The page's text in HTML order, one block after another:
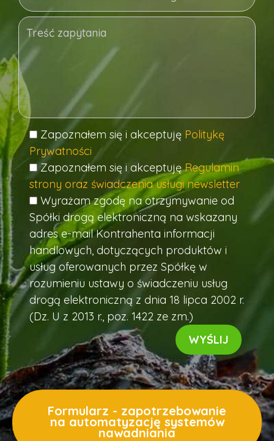
Zapoznałem się i akceptuję Politykę
Prywatności
Zapoznałem się i akceptujęRegulamin
strony oraz świadczenia usługi newsletter
Wyrażam zgodę na otrzymywanie od
Spółki drogą elektroniczną na wskazany
adres e-mail Kontrahenta informacji
handlowych, dotyczących produktów i
usług oferowanych przez Spółkę w
rozumieniu ustawy o świadczeniu usług
drogą elektroniczną z dnia 18 lipca 2002 r.
(Dz. U z 2013 r., poz. 1422 ze zm.)
Formularz - zapotrzebowanie
na automatyzację systemów
nawadniania